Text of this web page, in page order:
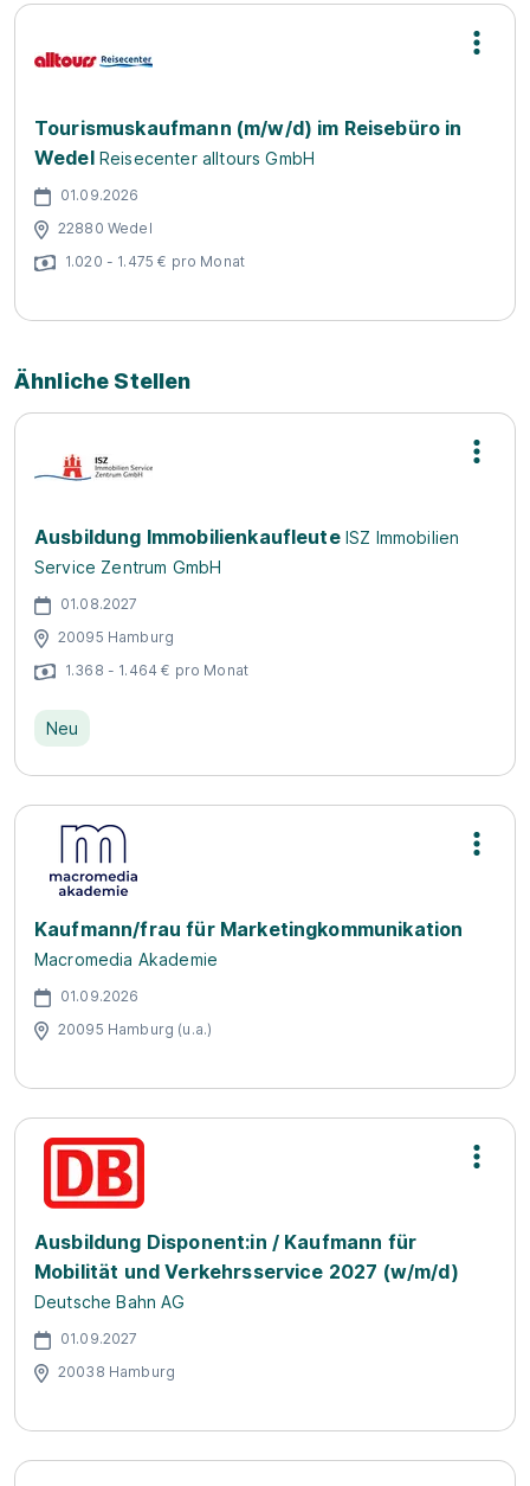
Tourismuskaufmann (m/w/d) im Reisebüro in
Wedel Reisecenter alltours GmbH
01.09.2026
22880 Wedel
1.020 - 1.475 € pro Monat
Ähnliche Stellen
Ausbildung Immobilienkaufleute ISZ Immobilien
Service Zentrum GmbH
01.08.2027
20095 Hamburg
1.368 - 1.464 € pro Monat
Neu
Kaufmann/frau für Marketingkommunikation
Macromedia Akademie
01.09.2026
20095 Hamburg (u.a.)
Ausbildung Disponent:in / Kaufmann für
Mobilität und Verkehrsservice 2027 (w/m/d)
Deutsche Bahn AG
01.09.2027
20038 Hamburg